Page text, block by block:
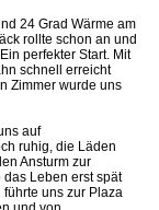
24 Grad Wärme am
rollte schon an und
perfekter Start. Mit
schnell erreicht
Zimmer wurde uns
auf
ruhig, die Läden
Ansturm zur
das Leben erst spät
uns zur Plaza